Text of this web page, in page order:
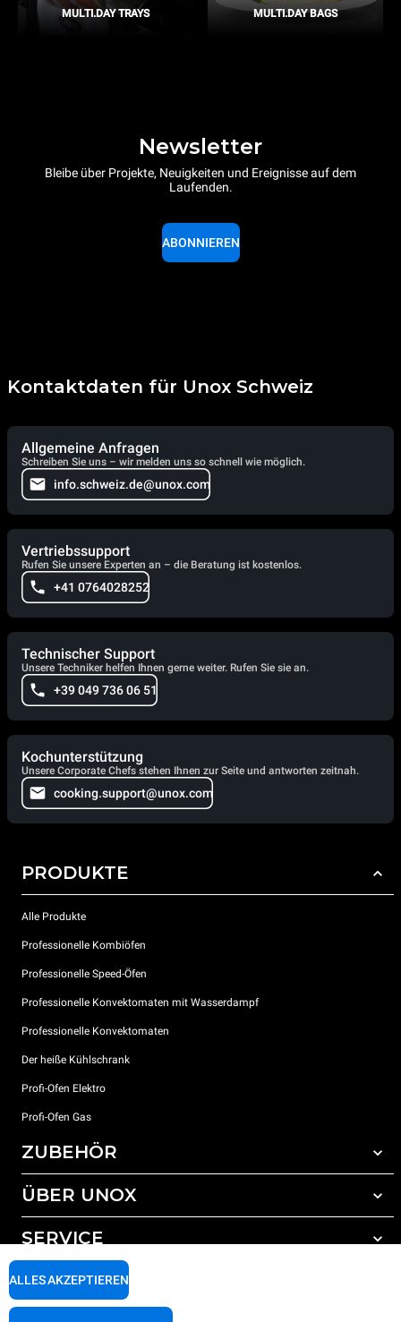
MULTI.DAY TRAYS MULTI.DAY BAGS
Newsletter
Bleibe über Projekte, Neuigkeiten und Ereignisse auf dem
Laufenden.
ABONNIEREN
Kontaktdaten für Unox Schweiz
Allgemeine Anfragen
Schreiben Sie uns – wir melden uns so schnell wie möglich.
info.schweiz.de@unox.com
Vertriebssupport
Rufen Sie unsere Experten an – die Beratung ist kostenlos.
+41 0764028252
Technischer Support
Unsere Techniker helfen Ihnen gerne weiter. Rufen Sie sie an.
+39 049 736 06 51
Kochunterstützung
Unsere Corporate Chefs stehen Ihnen zur Seite und antworten zeitnah.
cooking.support@unox.com
PRODUKTE
Alle Produkte
Professionelle Kombiöfen
Professionelle Speed-Öfen
Professionelle Konvektomaten mit Wasserdampf
Professionelle Konvektomaten
Der heiße Kühlschrank
Profi-Ofen Elektro
Profi-Ofen Gas
ZUBEHÖR
Gesamtes Zubehör
Wasseraufbereitung mit Kunstharzfiltern
Wasseraufbereitung durch Umkehrosmose
ÜBER UNOX
Unsere Standorte weltweit
SERVICE
Unox garantie
Händler Suche
ALLES AKZEPTIEREN